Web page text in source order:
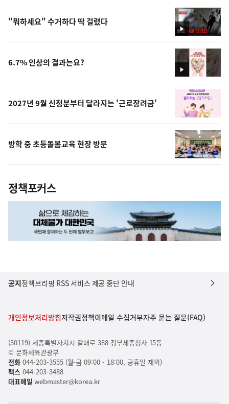
영
상
"뭐하세요" 수거하다 딱 걸렸다
영
상
6.7% 인상의 결과는요?
2027년 9월 신청분부터 달라지는 '근로장려금'
방학 중 초등돌봄교육 현장 방문
정책포커스
공지정책브리핑 RSS 서비스 제공 중단 안내
개인정보처리방침저작권정책이메일 수집거부자주 묻는 질문(FAQ)
(30119) 세종특별자치시 갈매로 388 정부세종청사 15동
© 문화체육관광부
전화044-203-3555 (월-금 09:00 - 18:00, 공휴일 제외)
팩스044-203-3488
대표메일 webmaster@korea.kr